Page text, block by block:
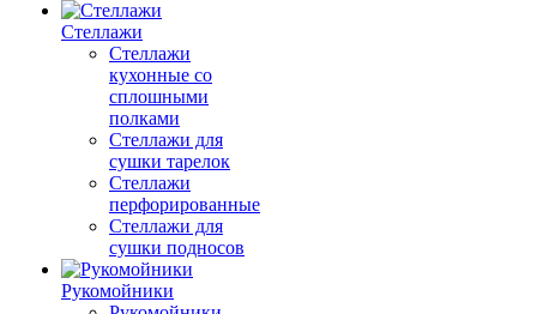
Стеллажи
Стеллажи
кухонные со
сплошными
полками
Стеллажи для
сушки тарелок
Стеллажи
перфорированные
Стеллажи для
сушки подносов
Рукомойники